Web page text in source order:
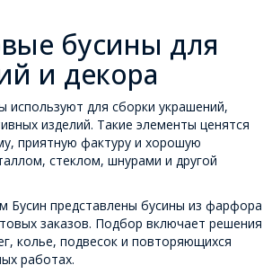
бусины для
и декора
для сборки украшений,
изделий. Такие элементы ценятся
приятную фактуру и хорошую
стеклом, шнурами и другой
Бусин представлены бусины из фарфора
заказов. Подбор включает решения
колье, подвесок и повторяющихся
работах.